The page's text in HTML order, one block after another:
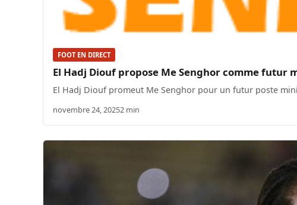
FOOT EN DIRECT
El Hadj Diouf propose Me Senghor comme futur
El Hadj Diouf promeut Me Senghor pour un futur poste
novembre 24, 20252 min